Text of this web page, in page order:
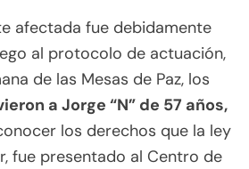
afectada fue debidamente
al protocolo de actuación,
de las Mesas de Paz, los
a Jorge “N” de 57 años,
los derechos que la ley
fue presentado al Centro de